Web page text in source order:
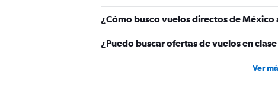
0
to
¿Cómo busco vuelos directos de México
¿Puedo buscar ofertas de vuelos en
Ver